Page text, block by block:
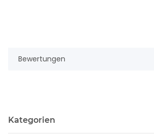
Bewertungen
Kategorien